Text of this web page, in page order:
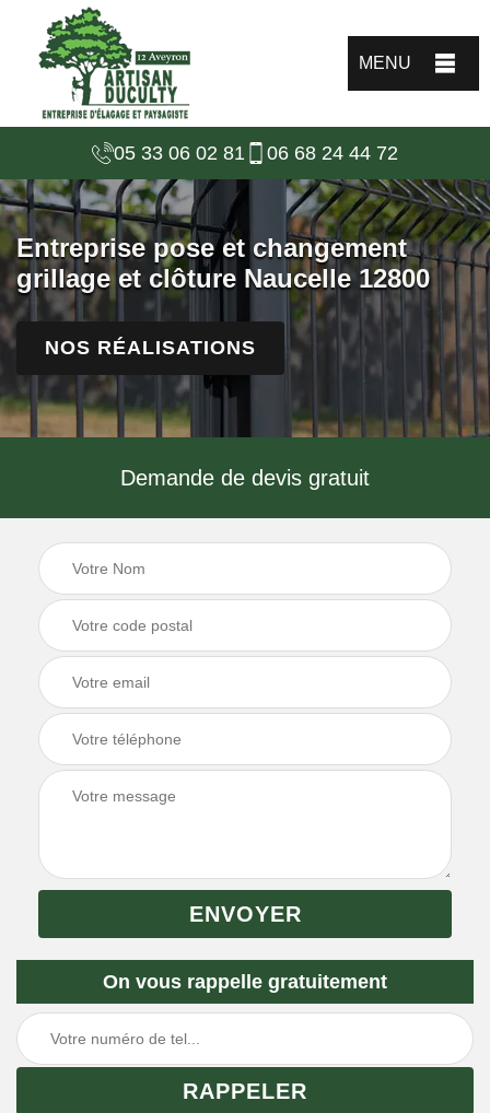
MENU
05 33 06 02 81 06 68 24 44 72
Entreprise pose et changement
grillage et clôture Naucelle 12800
NOS RÉALISATIONS
Demande de devis gratuit
On vous rappelle gratuitement